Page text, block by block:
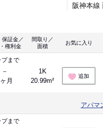
阪神本線
保証金／
権利金
間取り／
面積
お気に入り
プまで
－
月
1K
20.99m²
追加
アパマ
プまで